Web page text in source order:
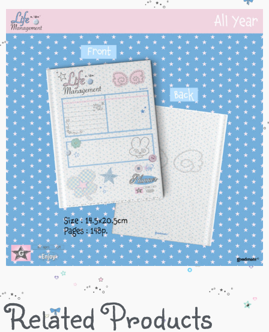
Related Products